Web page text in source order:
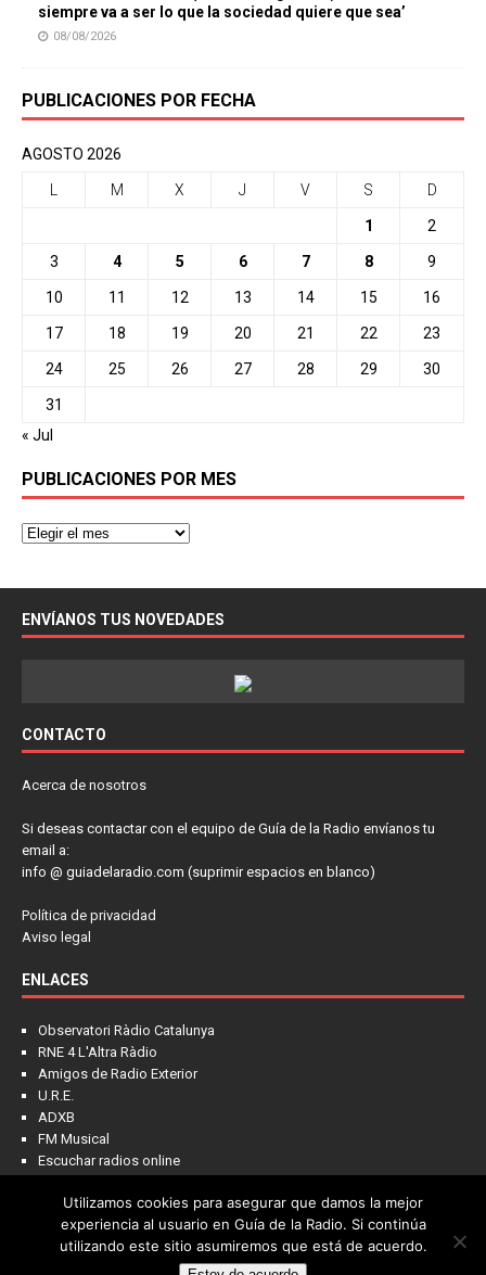
siempre va a ser lo que la sociedad quiere que sea’
08/08/2026
PUBLICACIONES POR FECHA
AGOSTO 2026
M X J V S D
1 2
3 4 5 6 7 8 9
10 11 12 13 14 15 16
17 18 19 20 21 22 23
24 25 26 27 28 29 30
31
« Jul
PUBLICACIONES POR MES
ENVÍANOS TUS NOVEDADES
CONTACTO
Acerca de nosotros
Si deseas contactar con el equipo de Guía de la Radio envíanos tu
email a:
info @ guiadelaradio.com (suprimir espacios en blanco)
Política de privacidad
Aviso legal
ENLACES
Observatori Ràdio Catalunya
RNE 4 L'Altra Ràdio
Amigos de Radio Exterior
U.R.E.
ADXB
FM Musical
Escuchar radios online
Utilizamos cookies para asegurar que damos la mejor
experiencia al usuario en Guía de la Radio. Si continúa
utilizando este sitio asumiremos que está de acuerdo.